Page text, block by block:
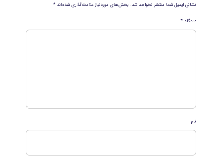
نشانی ایمیل شما منتشر نخواهد شد. بخش‌های موردنیاز علامت‌گذاری شده‌اند*
دیدگاه*
نام